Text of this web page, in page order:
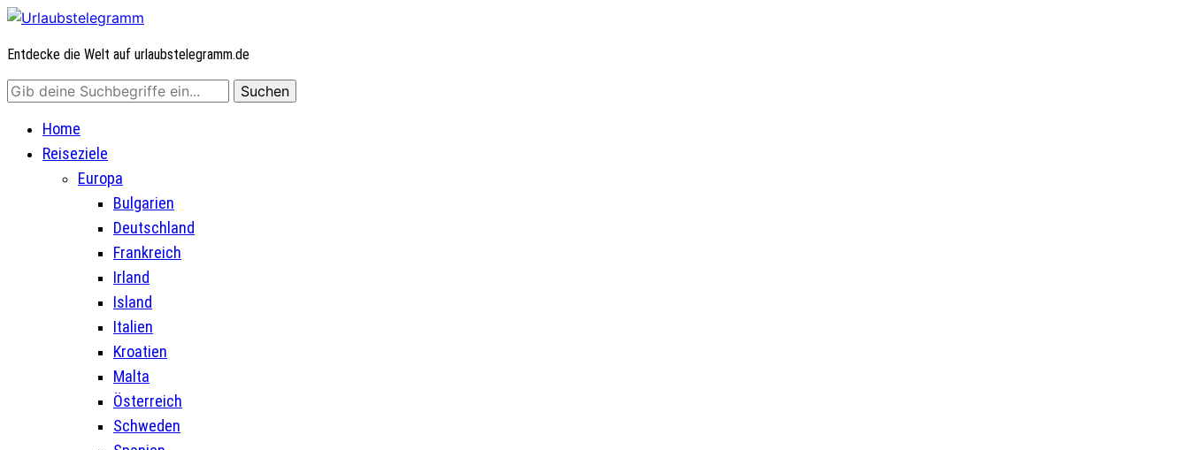
Entdecke die Welt auf urlaubstelegramm.de
Home
Reiseziele
Europa
Bulgarien
Deutschland
Frankreich
Irland
Island
Italien
Kroatien
Malta
Österreich
Schweden